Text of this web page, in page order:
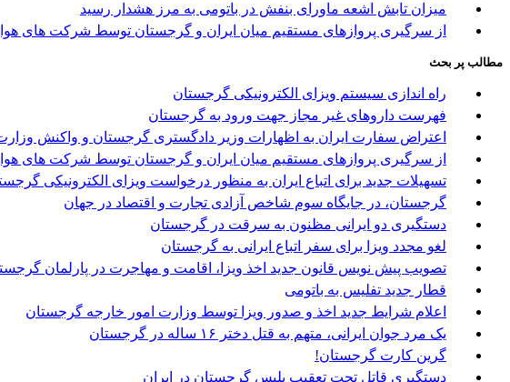
میزان تابش اشعه ماورای بنفش در باتومی به مرز هشدار رسید
از سرگیری پروازهای مستقیم میان ایران و گرجستان توسط شرکت های
مطالب پر بحث
راه اندازی سیستم ویزای الکترونیکی گرجستان
فهرست داروهای غیر مجاز جهت ورود به گرجستان
اعتراض سفارت ایران به اظهارات وزیر دادگستری گرجستان و واکنش
از سرگیری پروازهای مستقیم میان ایران و گرجستان توسط شرکت های
تسهیلات جدید برای اتباع ایران به منظور درخواست ویزای الکترونیکی
گرجستان، در جایگاه سوم شاخص آزادی تجارت و اقتصاد در جهان
دستگیری دو ایرانی مظنون به سرقت در گرجستان
لغو مجدد ویزا برای سفر اتباع ایرانی به گرجستان
تصویب پیش نویس قانون جدید اخذ ویزا، اقامت و مهاجرت در پارلمان
قطار جدید تفلیس به باتومی
اعلام شرایط جدید اخذ و صدور ویزا توسط وزارت امور خارجه گرجستان
یک مرد جوان ایرانی، متهم به قتل دختر ۱۶ ساله در گرجستان
گرین کارت گرجستان!
دستگیری قاتل تحت تعقیب پلیس گرجستان در ایران